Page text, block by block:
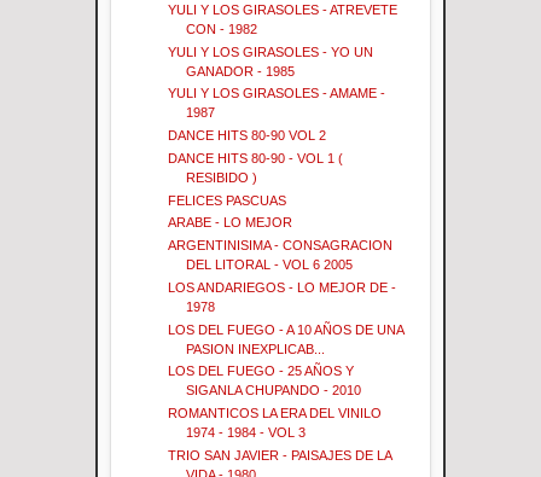
YULI Y LOS GIRASOLES - ATREVETE
CON - 1982
YULI Y LOS GIRASOLES - YO UN
GANADOR - 1985
YULI Y LOS GIRASOLES - AMAME -
1987
DANCE HITS 80-90 VOL 2
DANCE HITS 80-90 - VOL 1 (
RESIBIDO )
FELICES PASCUAS
ARABE - LO MEJOR
ARGENTINISIMA - CONSAGRACION
DEL LITORAL - VOL 6 2005
LOS ANDARIEGOS - LO MEJOR DE -
1978
LOS DEL FUEGO - A 10 AÑOS DE UNA
PASION INEXPLICAB...
LOS DEL FUEGO - 25 AÑOS Y
SIGANLA CHUPANDO - 2010
ROMANTICOS LA ERA DEL VINILO
1974 - 1984 - VOL 3
TRIO SAN JAVIER - PAISAJES DE LA